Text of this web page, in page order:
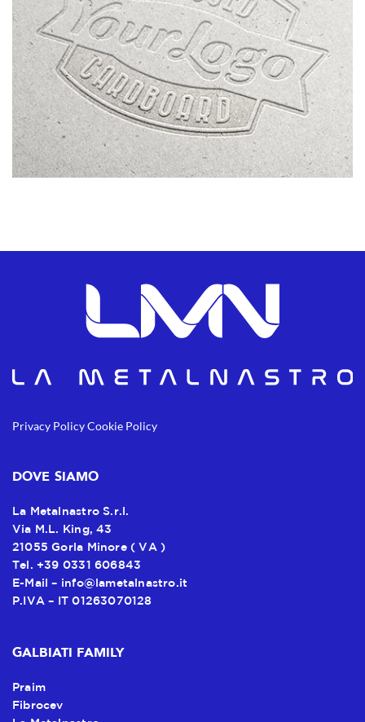
Privacy PolicyCookie Policy
DOVE SIAMO
La Metalnastro S.r.l.
Via M.L. King, 43
21055 Gorla Minore ( VA )
Tel. +39 0331 606843
E-Mail – info@lametalnastro.it
P.IVA – IT 01263070128
GALBIATI FAMILY
Praim
Fibrocev